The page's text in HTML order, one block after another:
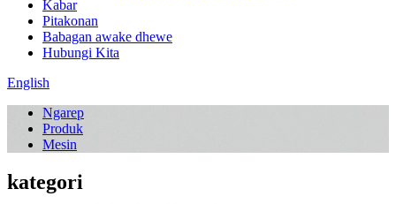
Kabar
Pitakonan
Babagan awake dhewe
Hubungi Kita
English
Ngarep
Produk
Mesin
kategori